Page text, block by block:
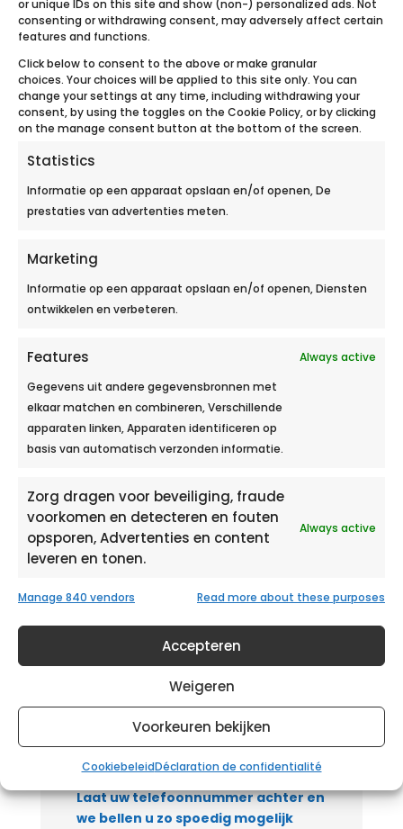
or unique IDs on this site and show (non-) personalized ads. Not
consenting or withdrawing consent, may adversely affect certain
features and functions.
Click below to consent to the above or make granular
choices. Your choices will be applied to this site only. You can
change your settings at any time, including withdrawing your
consent, by using the toggles on the Cookie Policy, or by clicking
on the manage consent button at the bottom of the screen.
Statistics
Informatie op een apparaat opslaan en/of openen, De
prestaties van advertenties meten.
Marketing
Informatie op een apparaat opslaan en/of openen, Diensten
ontwikkelen en verbeteren.
Features
Always active
Gegevens uit andere gegevensbronnen met
elkaar matchen en combineren, Verschillende
apparaten linken, Apparaten identificeren op
basis van automatisch verzonden informatie.
Zorg dragen voor beveiliging, fraude
voorkomen en detecteren en fouten
opsporen, Advertenties en content
leveren en tonen.
Always active
Manage 840 vendors Read more about these purposes
Accepteren
Weigeren
Voorkeuren bekijken
CookiebeleidDéclaration de confidentialité
Contactgegevens
Ecobulles bellen
Bel ons op het nr +32 23 19 63 63
van maandag tot vrijdag van 9u tot 12u en
op vrijdag tot 17u.
Hoe kom ik in Ecobulles?
Ons team zal blij zijn u te mogen
verwelkomen op
1 rue Marie Louise Burgert, 51100 REIMS
en 14.00 – 18.00 uur.
Vrijdag: tot 17.00 uur.
Wij bellen U terug
Laat uw telefoonnummer achter en
we bellen u zo spoedig mogelijk